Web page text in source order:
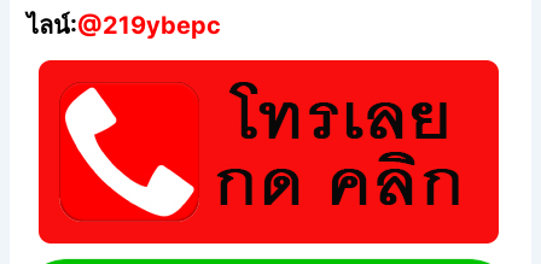
ไลน์:@219ybepc